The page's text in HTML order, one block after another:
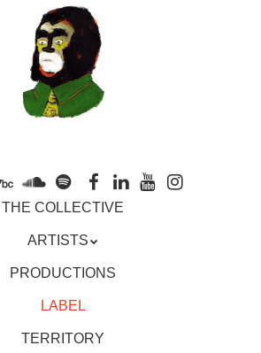
THE COLLECTIVE
ARTISTS
PRODUCTIONS
LABEL
TERRITORY